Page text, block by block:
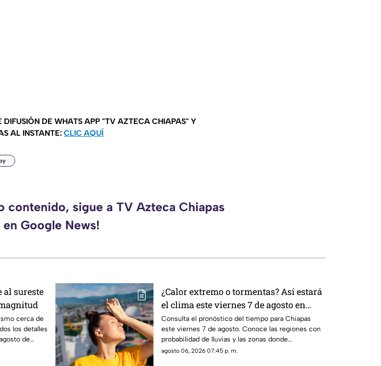
DIFUSIÓN DE WHATS APP "TV AZTECA CHIAPAS" Y
AL INSTANTE: CLIC AQUÍ
contenido, sigue a TV Azteca Chiapas
en Google News!
al sureste
cerca de
los detalles
de
¿Calor extremo o tormentas? Así estará
el clima este viernes 7 de agosto en
Chiapas
Consulta el pronóstico del tiempo para Chiapas
este viernes 7 de agosto. Conoce las regiones con
probabilidad de lluvias y las zonas donde
predominará el ambiente caluroso.
agosto 06, 2026 07:45 p. m.